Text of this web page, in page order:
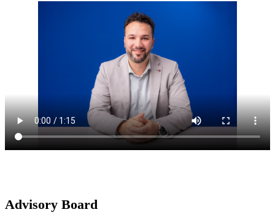
Advisory Board